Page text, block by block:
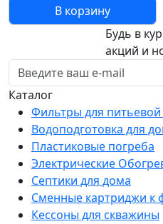
В корзину
Будь в
акций и
Каталог
Фильтры для
Водоподготовка для
Пластиковые погреба
Электрические
Септики для дома
Сменные картриджи к
Кессоны для скважины